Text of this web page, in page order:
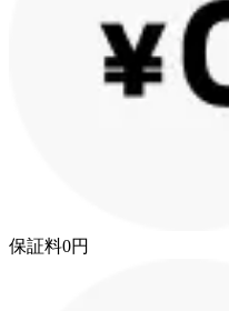
保証料0円